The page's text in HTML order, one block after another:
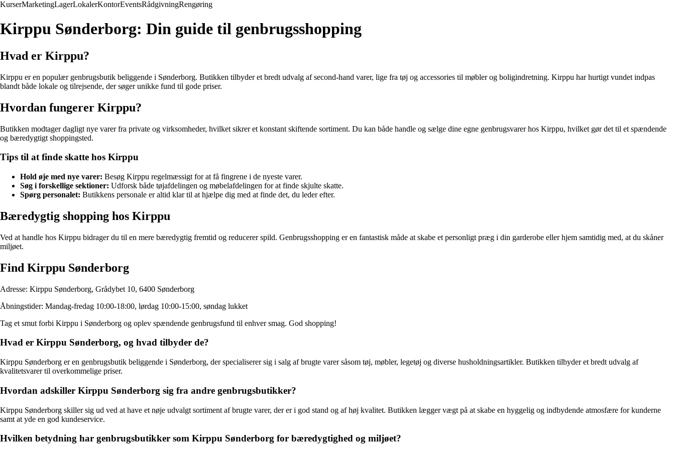
KurserMarketingLagerLokalerKontorEventsRådgivningRengøring
Kirppu Sønderborg: Din guide til genbrugsshopping
Hvad er Kirppu?
Kirppu er en populær genbrugsbutik beliggende i Sønderborg. Butikken tilbyder et bredt udvalg af second-hand varer, lige fra tøj og accessories til møbler og boligindretning. Kirppu har hurtigt vundet indpas
blandt både lokale og tilrejsende, der søger unikke fund til gode priser.
Hvordan fungerer Kirppu?
Butikken modtager dagligt nye varer fra private og virksomheder, hvilket sikrer et konstant skiftende sortiment. Du kan både handle og sælge dine egne genbrugsvarer hos Kirppu, hvilket gør det til et spændende
og bæredygtigt shoppingsted.
Tips til at finde skatte hos Kirppu
Hold øje med nye varer: Besøg Kirppu regelmæssigt for at få fingrene i de nyeste varer.
Søg i forskellige sektioner: Udforsk både tøjafdelingen og møbelafdelingen for at finde skjulte skatte.
Spørg personalet: Butikkens personale er altid klar til at hjælpe dig med at finde det, du leder efter.
Bæredygtig shopping hos Kirppu
Ved at handle hos Kirppu bidrager du til en mere bæredygtig fremtid og reducerer spild. Genbrugsshopping er en fantastisk måde at skabe et personligt præg i din garderobe eller hjem samtidig med, at du skåner
miljøet.
Find Kirppu Sønderborg
Adresse: Kirppu Sønderborg, Grådybet 10, 6400 Sønderborg
Åbningstider: Mandag-fredag 10:00-18:00, lørdag 10:00-15:00, søndag lukket
Tag et smut forbi Kirppu i Sønderborg og oplev spændende genbrugsfund til enhver smag. God shopping!
Hvad er Kirppu Sønderborg, og hvad tilbyder de?
Kirppu Sønderborg er en genbrugsbutik beliggende i Sønderborg, der specialiserer sig i salg af brugte varer såsom tøj, møbler, legetøj og diverse husholdningsartikler. Butikken tilbyder et bredt udvalg af
kvalitetsvarer til overkommelige priser.
Hvordan adskiller Kirppu Sønderborg sig fra andre genbrugsbutikker?
Kirppu Sønderborg skiller sig ud ved at have et nøje udvalgt sortiment af brugte varer, der er i god stand og af høj kvalitet. Butikken lægger vægt på at skabe en hyggelig og indbydende atmosfære for kunderne
samt at yde en god kundeservice.
Hvilken betydning har genbrugsbutikker som Kirppu Sønderborg for bæredygtighed og miljøet?